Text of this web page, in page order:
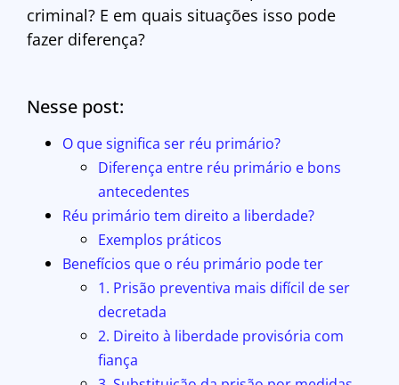
criminal? E em quais situações isso pode
fazer diferença?
Nesse post:
O que significa ser réu primário?
Diferença entre réu primário e bons
antecedentes
Réu primário tem direito a liberdade?
Exemplos práticos
Benefícios que o réu primário pode ter
1. Prisão preventiva mais difícil de ser
decretada
2. Direito à liberdade provisória com
fiança